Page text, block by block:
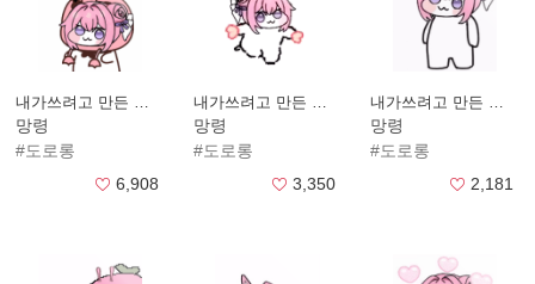
내가쓰려고 만든 도로롱
망령
#도로롱
6,908
내가쓰려고 만든 도로롱2
망령
#도로롱
3,350
내가쓰려고 만든 도로롱 흑화
망령
#도로롱
2,181